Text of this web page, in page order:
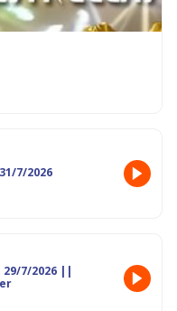
7/2026
29/7/2026 ||